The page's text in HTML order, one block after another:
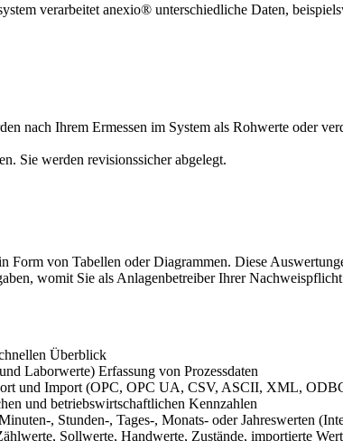
verarbeitet anexio® unterschiedliche Daten,
nach Ihrem Ermessen im System als Rohwerte oder
Sie werden revisionssicher abgelegt.
Form von Tabellen oder Diagrammen. Diese
womit Sie als Anlagenbetreiber Ihrer
Überblick
Laborwerte) Erfassung von Prozessdaten
und Import (OPC, OPC UA, CSV, ASCII, XML,
und betriebswirtschaftlichen Kennzahlen
, Stunden-, Tages-, Monats- oder Jahreswerten
Sollwerte, Handwerte, Zustände, importierte